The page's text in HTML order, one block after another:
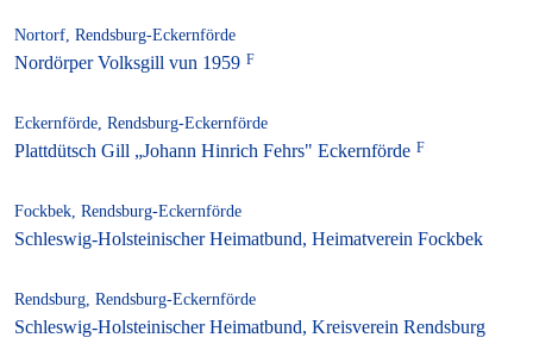
Nortorf, Rendsburg-Eckernförde
Nordörper Volksgill vun 1959
Eckernförde, Rendsburg-Eckernförde
Plattdütsch Gill „Johann Hinrich Fehrs" Eckernförde
Fockbek, Rendsburg-Eckernförde
Schleswig-Holsteinischer Heimatbund, Heimatverein Fockbek
Rendsburg, Rendsburg-Eckernförde
Schleswig-Holsteinischer Heimatbund, Kreisverein Rendsburg